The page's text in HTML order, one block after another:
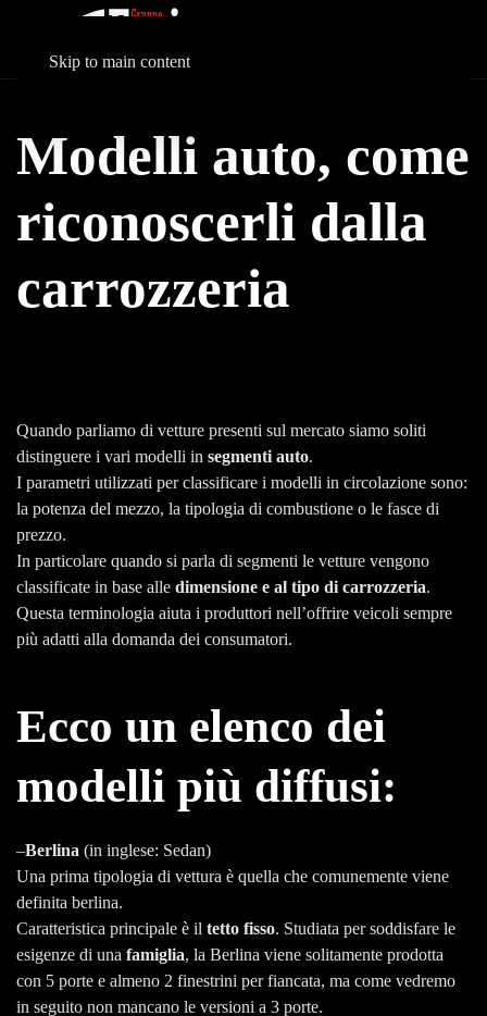
Skip to main content
Modelli auto, come
riconoscerli dalla
carrozzeria
Quando parliamo di vetture presenti sul mercato siamo soliti
distinguere i vari modelli in segmenti auto.
I parametri utilizzati per classificare i modelli in circolazione sono:
la potenza del mezzo, la tipologia di combustione o le fasce di
prezzo.
In particolare quando si parla di segmenti le vetture vengono
classificate in base alle dimensione e al tipo di carrozzeria.
Questa terminologia aiuta i produttori nell’offrire veicoli sempre
più adatti alla domanda dei consumatori.
Ecco un elenco dei
modelli più diffusi:
–Berlina (in inglese: Sedan)
Una prima tipologia di vettura è quella che comunemente viene
definita berlina.
Caratteristica principale è il tetto fisso. Studiata per soddisfare le
esigenze di una famiglia, la Berlina viene solitamente prodotta
con 5 porte e almeno 2 finestrini per fiancata, ma come vedremo
in seguito non mancano le versioni a 3 porte.